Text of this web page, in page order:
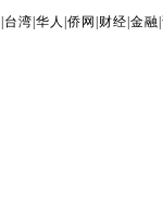
台湾 |华人 |侨网 财经 |金融 |